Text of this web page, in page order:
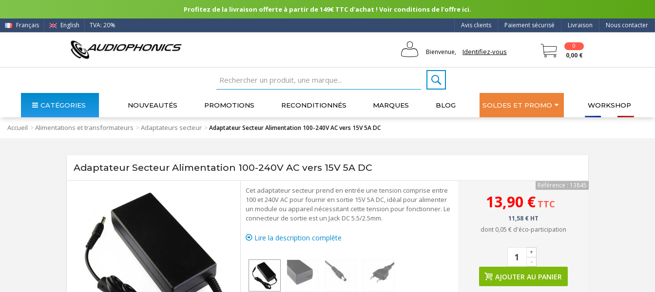
Profitez de la livraison offerte à partir de 149€ TTC d'achat ! Voir conditions de l'offre ici.
Nous contacter
Livraison
Paiement sécurisé
Avis clients
Français English TVA: 20%
Bienvenue, Identifiez-vous
0
0,00 €
CATÉGORIES NOUVEAUTÉS PROMOTIONS RECONDITIONNÉS MARQUES BLOG SOLDES ET PROMO WORKSHOP
Accueil >Alimentations et transformateurs >Adaptateurs secteur >Adaptateur Secteur Alimentation 100-240V AC vers 15V 5A DC
Adaptateur Secteur Alimentation 100-240V AC vers 15V 5A DC
Cet adaptateur secteur prend en entrée une tension comprise entre
100 et 240V AC pour fournir en sortie 15V 5A DC, idéal pour alimenter
un module ou appareil nécessitant cette tension pour fonctionner. Le
connecteur de sortie est un Jack DC 5.5/2.5mm.
Lire la description complète
Référence : 13845
13,90 € TTC
11,58 € HT
dont 0,05 € d'éco-participation
-
+
AJOUTER AU PANIER